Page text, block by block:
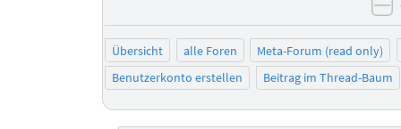
Übersicht alle Foren
Meta-Forum (read only)
Benutzerkonto erstellen
Beitrag im Thread-Baum